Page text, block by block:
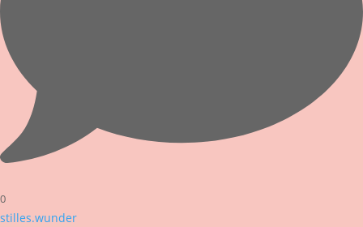
0
stilles.wunder